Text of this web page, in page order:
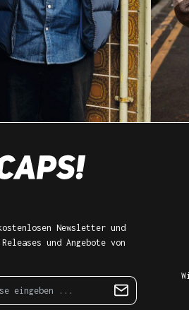
Newsletter und
und Angebote von